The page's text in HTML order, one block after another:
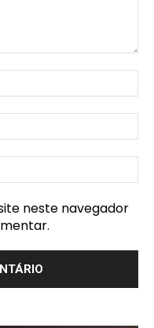
neste navegador